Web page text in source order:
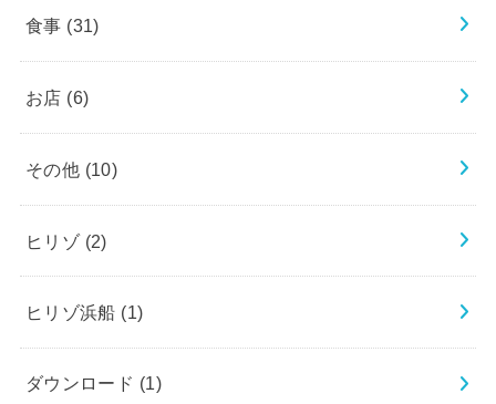
食事 (31)
お店 (6)
その他 (10)
ヒリゾ (2)
ヒリゾ浜船 (1)
ダウンロード (1)